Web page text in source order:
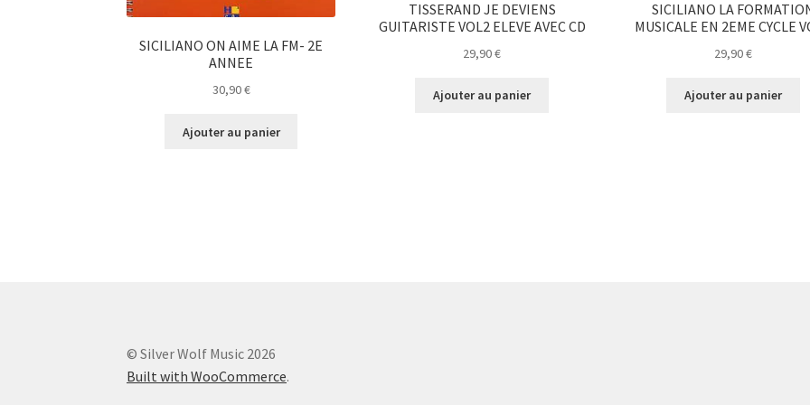
SICILIANO ON AIME LA FM- 2E
ANNEE
30,90€
Ajouter au panier
TISSERAND JE DEVIENS
GUITARISTE VOL2 ELEVE AVEC CD
29,90€
Ajouter au panier
SICILIANO LA
MUSICALE EN 2EME CYCLE
29,90€
Ajouter au panier
© Silver Wolf Music 2026
Built with WooCommerce.